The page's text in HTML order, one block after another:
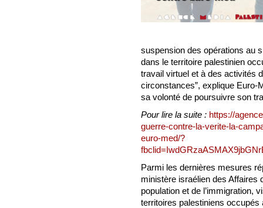
suspension des opérations au
dans le territoire palestinien
travail virtuel et à des activités
circonstances”, explique Euro-
sa volonté de poursuivre son
Pour lire la suite : https://
guerre-contre-la-verite-la-
euro-med/?
Parmi les dernières mesures
ministère israélien des Affaires
population et de l’immigration,
territoires palestiniens